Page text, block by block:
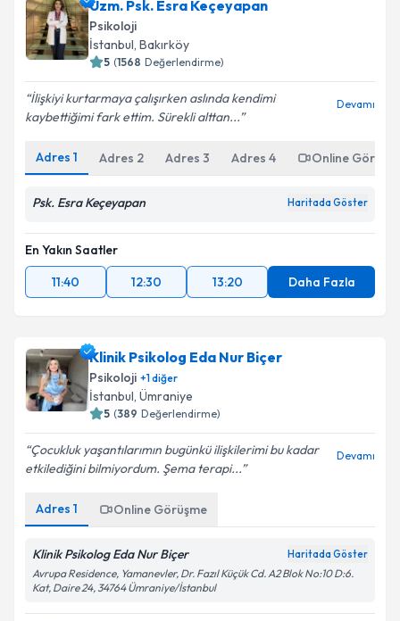
Uzm. Psk. Esra Keçeyapan
Psikoloji
İstanbul, Bakırköy
5 (1568 Değerlendirme)
İlişkiyi kurtarmaya çalışırken aslında kendimi
kaybettiğimi fark ettim. Sürekli alttan...
Devamı
Adres 1 Adres 2 Adres 3 Adres 4 Online
Psk. Esra Keçeyapan Haritada Göster
En Yakın Saatler
11:40
12:30 13:20 Daha Fazla
Klinik Psikolog Eda Nur Biçer
Psikoloji +1diğer
İstanbul, Ümraniye
5 (389 Değerlendirme)
Çocukluk yaşantılarımın bugünkü ilişkilerimi bu kadar
etkilediğini bilmiyordum. Şema terapi...
Devamı
Adres 1 Online Görüşme
Klinik Psikolog Eda Nur Biçer Haritada Göster
Avrupa Residence, Yamanevler, Dr. Fazıl Küçük Cd. A2 Blok No:10 D:6.
Kat, Daire 24, 34764 Ümraniye/İstanbul